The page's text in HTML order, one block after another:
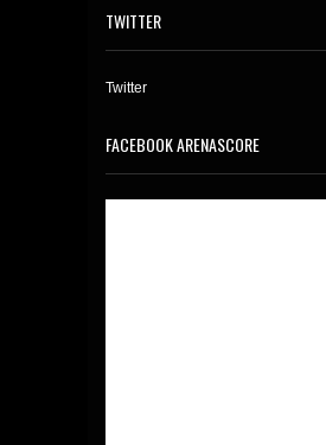
TWITTER
Twitter
FACEBOOK ARENASCORE